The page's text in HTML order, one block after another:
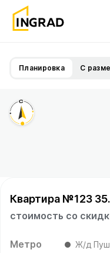
Планировка С
Квартира №123
стоимость со
Метро Ж/д